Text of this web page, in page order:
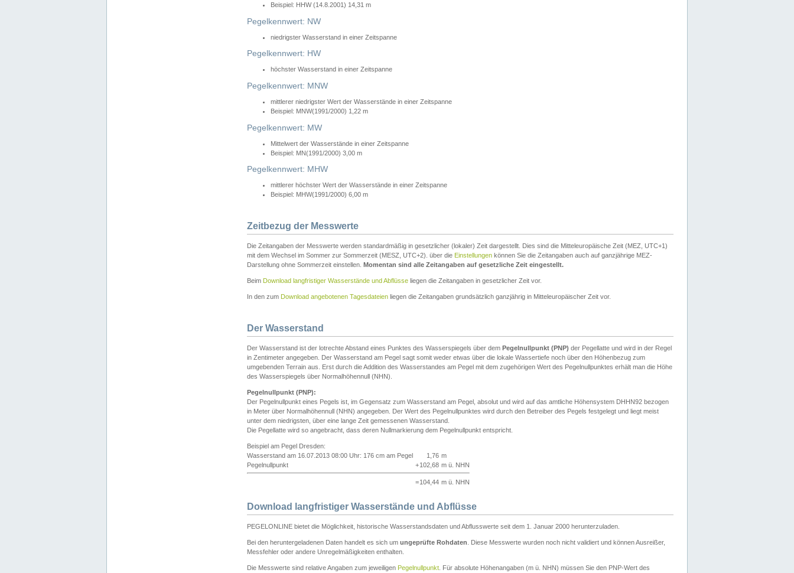
Beispiel: HHW (14.8.2001) 14,31 m
Pegelkennwert: NW
niedrigster Wasserstand in einer Zeitspanne
Pegelkennwert: HW
höchster Wasserstand in einer Zeitspanne
Pegelkennwert: MNW
mittlerer niedrigster Wert der Wasserstände in einer Zeitspanne
Beispiel: MNW(1991/2000) 1,22 m
Pegelkennwert: MW
Mittelwert der Wasserstände in einer Zeitspanne
Beispiel: MN(1991/2000) 3,00 m
Pegelkennwert: MHW
mittlerer höchster Wert der Wasserstände in einer Zeitspanne
Beispiel: MHW(1991/2000) 6,00 m
Zeitbezug der Messwerte
Die Zeitangaben der Messwerte werden standardmäßig in gesetzlicher (lokaler) Zeit dargestellt. Dies sind die Mitteleuropäische Zeit (MEZ, UTC+1)
mit dem Wechsel im Sommer zur Sommerzeit (MESZ, UTC+2). über die Einstellungen können Sie die Zeitangaben auch auf ganzjährige MEZ-
Darstellung ohne Sommerzeit einstellen. Momentan sind alle Zeitangaben auf gesetzliche Zeit eingestellt.
Beim Download langfristiger Wasserstände und Abflüsse liegen die Zeitangaben in gesetzlicher Zeit vor.
In den zum Download angebotenen Tagesdateien liegen die Zeitangaben grundsätzlich ganzjährig in Mitteleuropäischer Zeit vor.
Der Wasserstand
Der Wasserstand ist der lotrechte Abstand eines Punktes des Wasserspiegels über dem Pegelnullpunkt (PNP) der Pegellatte und wird in der Regel
in Zentimeter angegeben. Der Wasserstand am Pegel sagt somit weder etwas über die lokale Wassertiefe noch über den Höhenbezug zum
umgebenden Terrain aus. Erst durch die Addition des Wasserstandes am Pegel mit dem zugehörigen Wert des Pegelnullpunktes erhält man die Höhe
des Wasserspiegels über Normalhöhennull (NHN).
Pegelnullpunkt (PNP):
Der Pegelnullpunkt eines Pegels ist, im Gegensatz zum Wasserstand am Pegel, absolut und wird auf das amtliche Höhensystem DHHN92 bezogen
in Meter über Normalhöhennull (NHN) angegeben. Der Wert des Pegelnullpunktes wird durch den Betreiber des Pegels festgelegt und liegt meist
unter dem niedrigsten, über eine lange Zeit gemessenen Wasserstand.
Die Pegellatte wird so angebracht, dass deren Nullmarkierung dem Pegelnullpunkt entspricht.
Beispiel am Pegel Dresden:
Wasserstand am 16.07.2013 08:00 Uhr: 176 cm am Pegel
1,76 m
Pegelnullpunkt
+102,68 m ü. NHN
=104,44 m ü. NHN
Download langfristiger Wasserstände und Abflüsse
PEGELONLINE bietet die Möglichkeit, historische Wasserstandsdaten und Abflusswerte seit dem 1. Januar 2000 herunterzuladen.
Bei den heruntergeladenen Daten handelt es sich um ungeprüfte Rohdaten . Diese Messwerte wurden noch nicht validiert und können Ausreißer,
Messfehler oder andere Unregelmäßigkeiten enthalten.
Die Messwerte sind relative Angaben zum jeweiligen Pegelnullpunkt . Für absolute Höhenangaben (m ü. NHN) müssen Sie den PNP-Wert des